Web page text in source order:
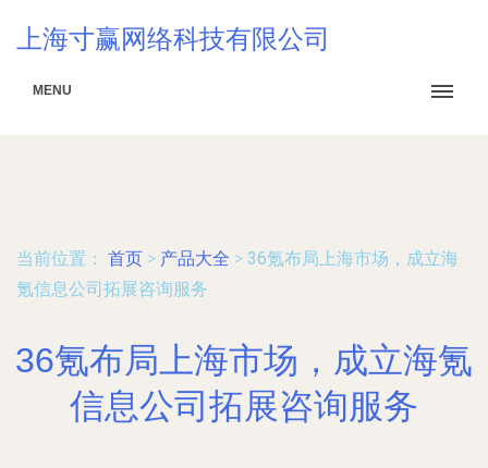
上海寸赢网络科技有限公司
MENU
当前位置： 首页 > 产品大全 > 36氪布局上海市场，成立海
氪信息公司拓展咨询服务
36氪布局上海市场，成立海氪
信息公司拓展咨询服务